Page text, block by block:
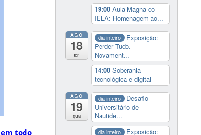
todo
19:00 Aula Magna do
IELA: Homenagem ao...
AGO
18
ter
dia inteiro
Exposição:
Perder Tudo.
Novament...
14:00 Soberania
tecnológica e digital
AGO
19
qua
dia inteiro
Desafio
Universitário de
Nautide...
dia inteiro
Exposição: